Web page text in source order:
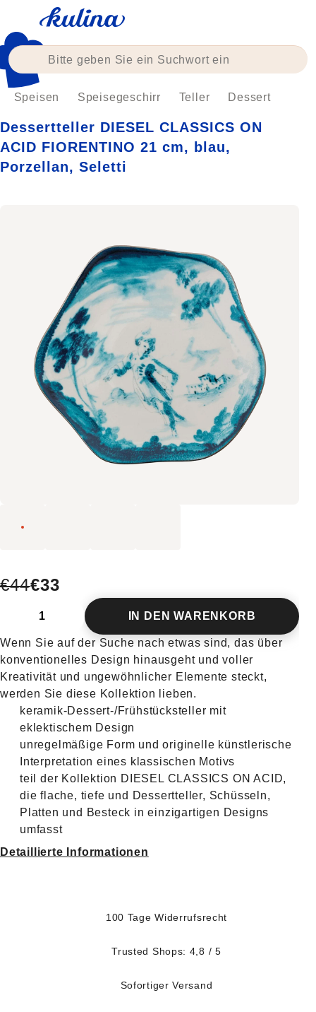
springen
Speisen Speisegeschirr Teller Dessert
Dessertteller DIESEL CLASSICS ON
ACID FIORENTINO 21 cm, blau,
Porzellan, Seletti
€44€33
IN DEN WARENKORB
Wenn Sie auf der Suche nach etwas sind, das über
konventionelles Design hinausgeht und voller
Kreativität und ungewöhnlicher Elemente steckt,
werden Sie diese Kollektion lieben.
keramik-Dessert-/Frühstücksteller mit
eklektischem Design
unregelmäßige Form und originelle künstlerische
Interpretation eines klassischen Motivs
teil der Kollektion DIESEL CLASSICS ON ACID,
die flache, tiefe und Dessertteller, Schüsseln,
Platten und Besteck in einzigartigen Designs
umfasst
Detaillierte Informationen
100 Tage Widerrufsrecht
Trusted Shops: 4,8 / 5
Sofortiger Versand